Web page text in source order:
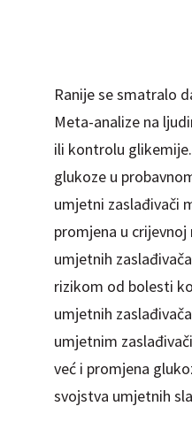
Ranije se smatralo
Meta-analize na
ili kontrolu glikemije.
glukoze u
umjetni zaslađivači
promjena u
umjetnih
rizikom od bolesti
umjetnih
umjetnim
već i promjena
svojstva umjetnih